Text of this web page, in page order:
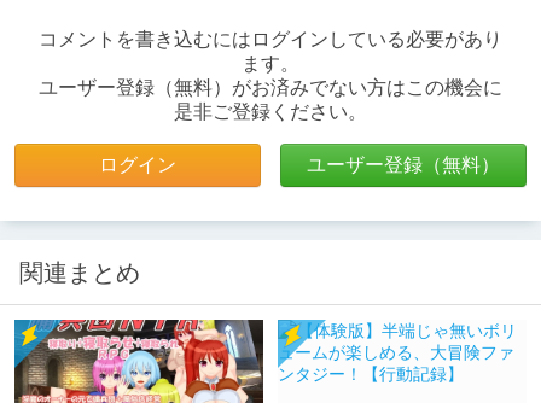
コメントを書き込むにはログインしている必要があり
ます。
ユーザー登録（無料）がお済みでない方はこの機会に
是非ご登録ください。
ログイン ユーザー登録（無料）
関連まとめ